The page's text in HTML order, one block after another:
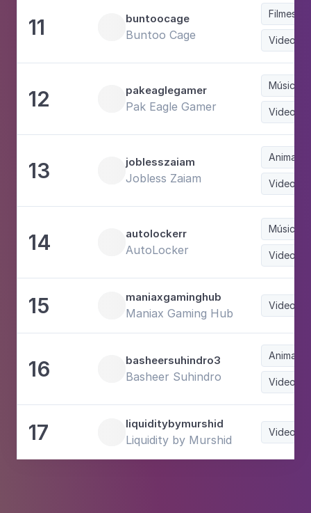
11 buntoocage
Buntoo Cage
Filmes
12 pakeaglegamer
Pak Eagle Gamer
Música
13 joblesszaiam
Jobless Zaiam
14 autolockerr
AutoLocker
Música
15 maniaxgaminghub
Maniax Gaming Hub
16 basheersuhindro3
Basheer Suhindro
17 liquiditybymurshid
Liquidity by Murshid